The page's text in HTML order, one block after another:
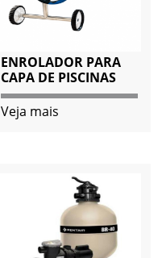
ENROLADOR PARA
CAPA DE PISCINAS
Veja mais